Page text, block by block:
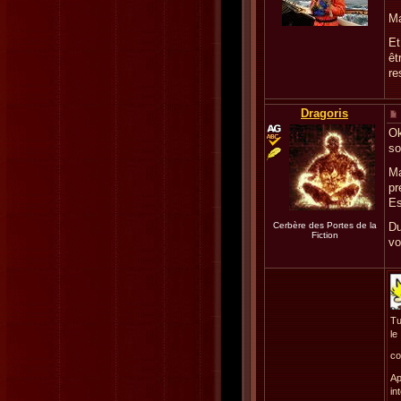
Dragoris
Cerbère des Portes de la
Fiction
le